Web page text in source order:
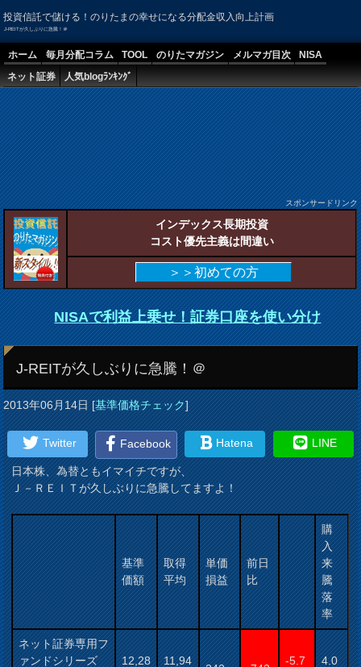
投資信託で儲ける！のりたまの幸せになる分配金収入向上計画
J-REITが久しぶりに急騰！＠
ホーム 毎月分配コラム TOOL のりたマガジン メルマガ目次
NISA
ネット証券
人気blogﾗﾝｷﾝｸﾞ
スポンサードリンク
インデックス長期投資
コスト優先主義は間違い
＞＞初めての方
NISAで利益上乗せ！証券口座を使い分け
J-REITが久しぶりに急騰！＠
2013年06月14日[基準価格チェック]
Twitter Facebook Hatena LINE
日本株、為替ともイマイチですが、
Ｊ－ＲＥＩＴが久しぶりに急騰してますよ！
基準
価額
取得
平均
単価
損益
前日
比
購
入
来
騰
落
率
ネット証券専用フ
ァンドシリーズ
12,28
11,94
-5.7
4.0